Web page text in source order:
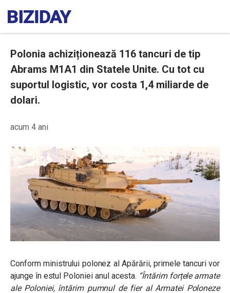
Polonia achiziționează 116 tancuri de tip
Abrams M1A1 din Statele Unite. Cu tot cu
suportul logistic, vor costa 1,4 miliarde de
dolari.
acum 4 ani
Conform ministrului polonez al Apărării, primele tancuri vor
ajunge în estul Poloniei anul acesta. “Întărim forțele armate
ale Poloniei, întărim pumnul de fier al Armatei Poloneze